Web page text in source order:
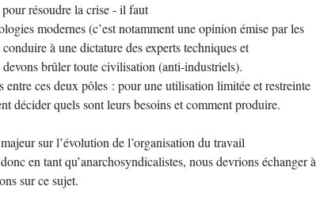
résoudre la crise - il faut
modernes (c’est notamment une opinion émise par les
à une dictature des experts techniques et
brûler toute civilisation (anti-industriels).
ces deux pôles : pour une utilisation limitée et restreinte
décider quels sont leurs besoins et comment produire.
sur l’évolution de l’organisation du travail
en tant qu’anarchosyndicalistes, nous devrions échanger à
sur ce sujet.